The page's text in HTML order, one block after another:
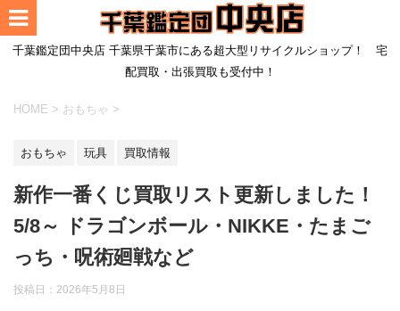
千葉鑑定団中央店 千葉県千葉市にある超大型リサイクルショップ！ 宅
配買取・出張買取も受付中！
HOME > おもちゃ >
おもちゃ 玩具 買取情報
新作一番くじ買取リスト更新しました！
5/8～ ドラゴンボール・NIKKE・たまご
っち・呪術廻戦など
投稿日： 2026年5月8日